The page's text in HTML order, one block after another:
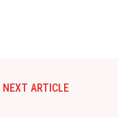
NEXT ARTICLE